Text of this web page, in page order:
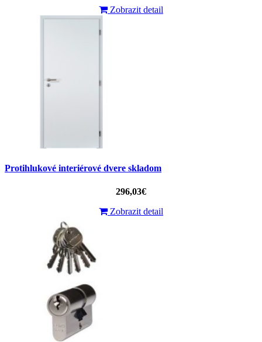
Zobrazit detail
Protihlukové interiérové dvere skladom
296,03€
Zobrazit detail